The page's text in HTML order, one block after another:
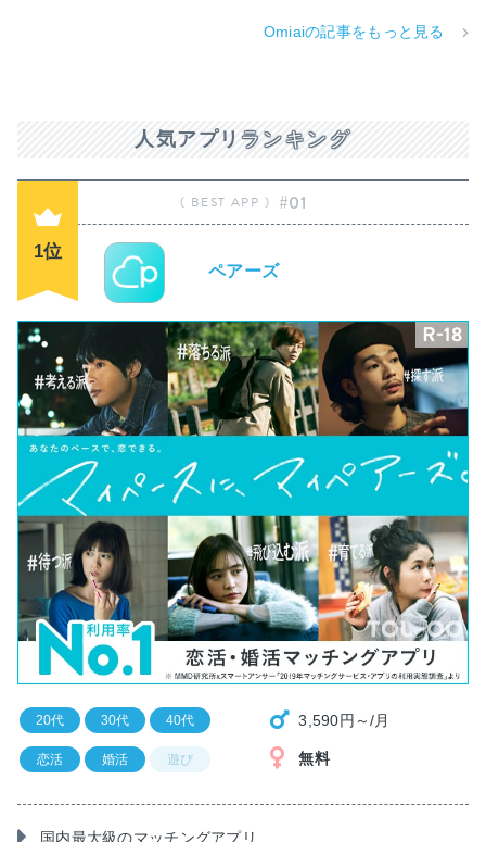
Omiaiの記事をもっと見る
人気アプリ ランキング
1位
#01
ペアーズ
国内最大級のマッチングアプリ
20代 30代 40代
恋活 婚活 遊び
3,590円～/月
無料